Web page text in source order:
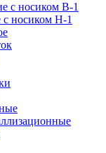
с носиком В-1
носиком Н-1